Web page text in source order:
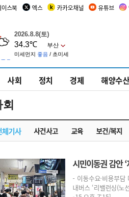
이스북 엑스 카카오채널 유튜브
사회 정치 경제 해양수
체기사 사건사고 교육 보건/복지
시민이동권 감안
- 이동수요·비용부
내버스 ‘리밸런싱(